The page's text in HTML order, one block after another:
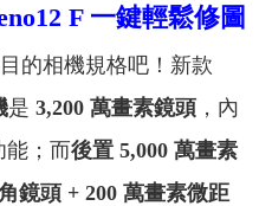
F 一鍵輕鬆修圖
相機規格吧！新款
是 3,200 萬畫素鏡頭，內
能；而後置 5,000 萬畫素
鏡頭 + 200 萬畫素微距